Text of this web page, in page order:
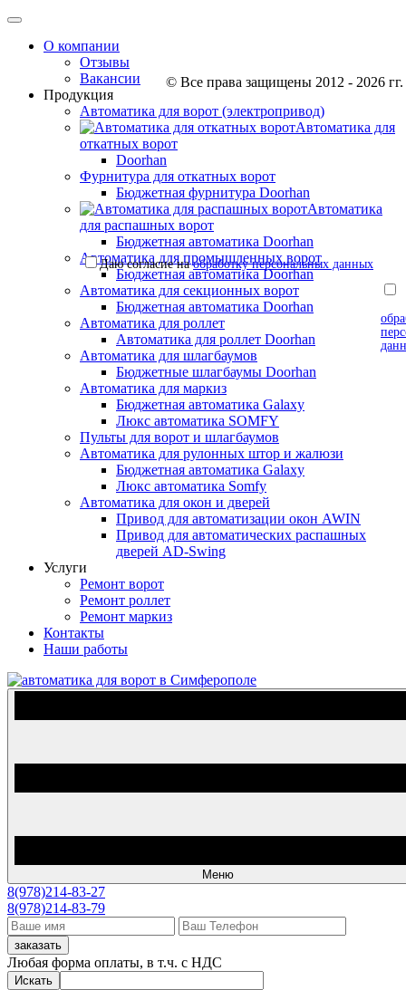
О компании
Отзывы
Вакансии
Продукция
Автоматика для ворот (электропривод)
Автоматика для
откатных ворот
Doorhan
Фурнитура для откатных ворот
Бюджетная фурнитура Doorhan
Автоматика
для распашных ворот
Бюджетная автоматика Doorhan
Автоматика для промышленных ворот
Бюджетная автоматика Doorhan
Автоматика для секционных ворот
Бюджетная автоматика Doorhan
Автоматика для роллет
Автоматика для роллет Doorhan
Автоматика для шлагбаумов
Бюджетные шлагбаумы Doorhan
Автоматика для маркиз
Бюджетная автоматика Galaxy
Люкс автоматика SOMFY
Пульты для ворот и шлагбаумов
Автоматика для рулонных штор и жалюзи
Бюджетная автоматика Galaxy
Люкс автоматика Somfy
Автоматика для окон и дверей
Привод для автоматизации окон AWIN
Привод для автоматических распашных
дверей AD-Swing
Услуги
Ремонт ворот
Ремонт роллет
Ремонт маркиз
Контакты
Наши работы
Меню
8(978)214-83-27
8(978)214-83-79
заказать
Любая форма оплаты, в т.ч. с НДС
Искать
Даю согласие наобработку персональных данных
© Все права защищены 2012 - 2026 гг.